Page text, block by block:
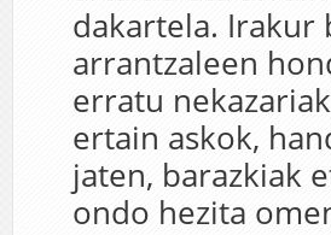
dakartela. Irakur
arrantzaleen
erratu
ertain askok,
jaten, barazkiak
ondo hezita